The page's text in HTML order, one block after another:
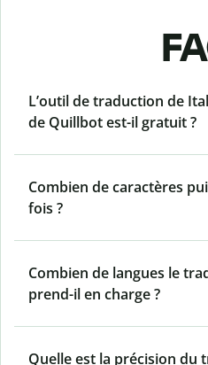
L’outil de traduction de
de Quillbot est-il gratuit ?
Combien de caractères
fois ?
Combien de langues le
prend-il en charge ?
Quelle est la précision du